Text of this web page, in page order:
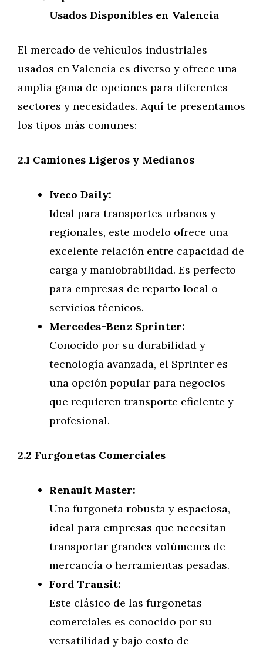
Usados Disponibles en Valencia
El mercado de vehículos industriales
usados en Valencia es diverso y ofrece una
amplia gama de opciones para diferentes
sectores y necesidades. Aquí te presentamos
los tipos más comunes:
2.1 Camiones Ligeros y Medianos
Iveco Daily:
Ideal para transportes urbanos y
regionales, este modelo ofrece una
excelente relación entre capacidad de
carga y maniobrabilidad. Es perfecto
para empresas de reparto local o
servicios técnicos.
Mercedes-Benz Sprinter:
Conocido por su durabilidad y
tecnología avanzada, el Sprinter es
una opción popular para negocios
que requieren transporte eficiente y
profesional.
2.2 Furgonetas Comerciales
Renault Master:
Una furgoneta robusta y espaciosa,
ideal para empresas que necesitan
transportar grandes volúmenes de
mercancía o herramientas pesadas.
Ford Transit:
Este clásico de las furgonetas
comerciales es conocido por su
versatilidad y bajo costo de